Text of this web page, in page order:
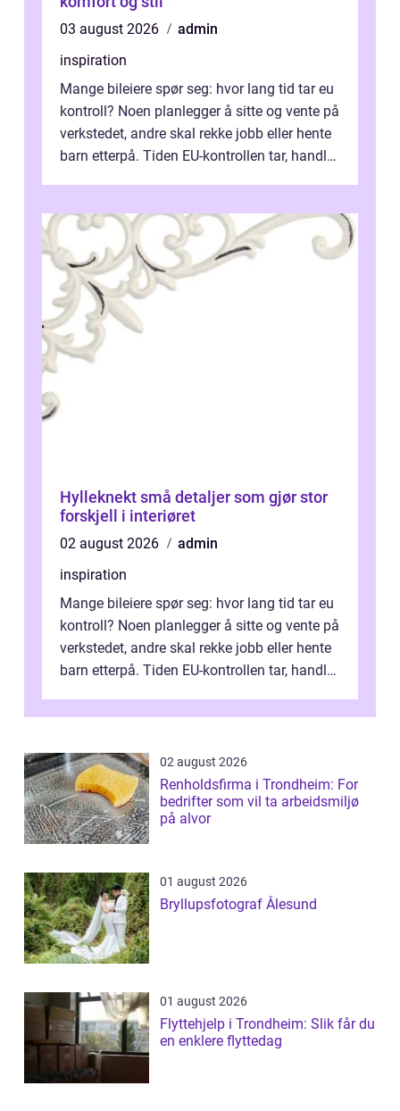
03 august 2026
admin
inspiration
Mange bileiere spør seg: hvor lang tid tar eu
kontroll? Noen planlegger å sitte og vente på
verkstedet, andre skal rekke jobb eller hente
barn etterpå. Tiden EU-kontrollen tar, handler
Hylleknekt små detaljer som gjør stor
forskjell i interiøret
02 august 2026
admin
inspiration
Mange bileiere spør seg: hvor lang tid tar eu
kontroll? Noen planlegger å sitte og vente på
verkstedet, andre skal rekke jobb eller hente
barn etterpå. Tiden EU-kontrollen tar, handler
02 august 2026
Renholdsfirma i Trondheim: For
bedrifter som vil ta arbeidsmiljø
på alvor
01 august 2026
Bryllupsfotograf Ålesund
01 august 2026
Flyttehjelp i Trondheim: Slik får du
en enklere flyttedag